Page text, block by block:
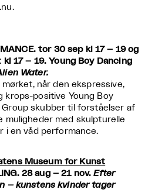
tor 30 sep kl 17 – 19 og
17 – 19. Young Boy Dancing
Water.
mørket, når den ekspressive,
krops-positive Young Boy
Group skubber til forståelser af
muligheder med skulpturelle
i en våd performance.
Museum for Kunst
28 aug – 21 nov. Efter
– kunstens kvinder tager